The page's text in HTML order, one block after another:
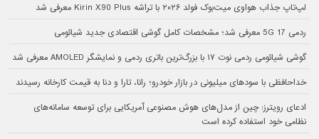
لپ‌تاپ جذاب هواوی میت‌بوک فولد ۲۰۲۶ با تراشه Kirin X90 Plus معرفی شد
ردمی 17 5G معرفی شد؛ مشخصات کامل گوشی اقتصادی جدید شیائومی
گوشی شیائومی ردمی نوت ۱۷ با بزرگ‌ترین باتری ردمی و نمایشگر AMOLED معرفی شد
خداحافظی با سودهای میلیونی در بازار خودرو؛ رانا، تارا و دنا به قیمت کارخانه رسیدند
ادعای رویترز: چین از مدل‌های هوش مصنوعی آمریکایی برای توسعه سامانه‌های
نظامی خود استفاده کرده است